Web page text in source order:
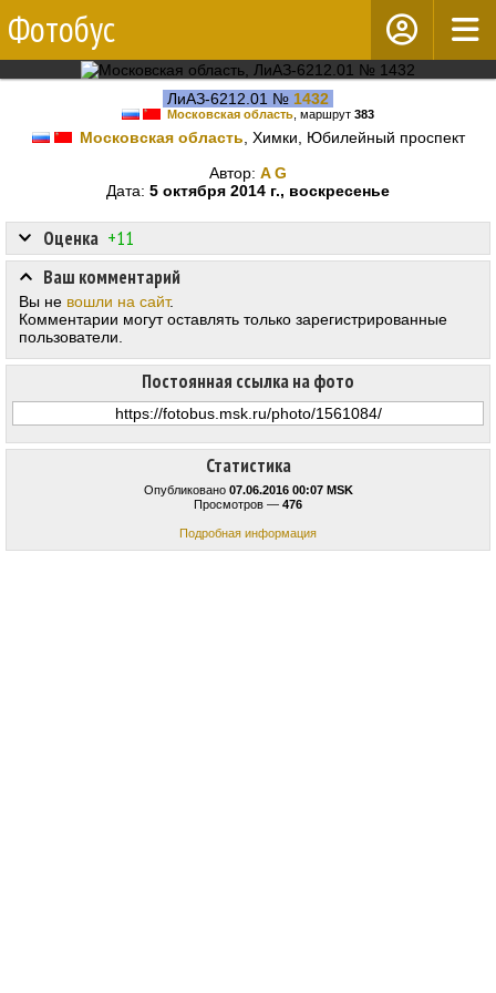
Фотобус
ЛиАЗ-6212.01 № 1432
Московская область , маршрут 383
Московская область , Химки, Юбилейный проспект
Автор: A G
Дата: 5 октября 2014 г., воскресенье
Статистика
Опубликовано 07.06.2016 00:07 MSK
Просмотров — 476
Подробная информация
Оценка +11
Постоянная ссылка на фото
Ваш комментарий
Вы не вошли на сайт.
Комментарии могут оставлять только зарегистрированные
пользователи.